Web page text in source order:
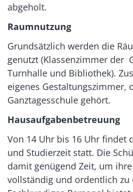
abgeholt.
Raumnutzung
Grundsätzlich werden die
genutzt (Klassenzimmer der
Turnhalle und Bibliothek).
eigenes Gestaltungszimmer,
Ganztagesschule gehört.
Hausaufgabenbetreuung
Von 14 Uhr bis 16 Uhr findet
und Studierzeit statt. Die
damit genügend Zeit, um
vollständig und ordentlich zu